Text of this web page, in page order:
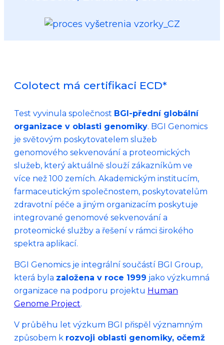
Colotect má certifikaci ECD*
Test vyvinula společnost BGI-přední globální
organizace v oblasti genomiky. BGI Genomics
je světovým poskytovatelem služeb
genomového sekvenování a proteomických
služeb, který aktuálně slouží zákazníkům ve
více než 100 zemích. Akademickým institucím,
farmaceutickým společnostem, poskytovatelům
zdravotní péče a jiným organizacím poskytuje
integrované genomové sekvenování a
proteomické služby a řešení v rámci širokého
spektra aplikací.
BGI Genomics je integrální součástí BGI Group,
která byla založena v roce 1999 jako výzkumná
organizace na podporu projektu Human
Genome Project.
V průběhu let výzkum BGI přispěl významným
způsobem k rozvoji oblasti genomiky, očemž